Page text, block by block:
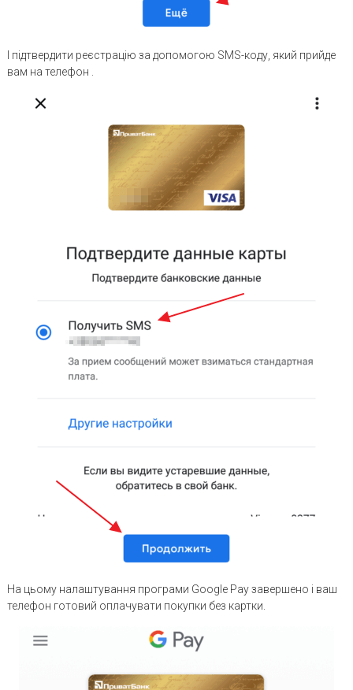
І підтвердити реєстрацію за допомогою SMS-коду, який прийде
вам на телефон .
На цьому налаштування програми Google Pay завершено і ваш
телефон готовий оплачувати покупки без картки.